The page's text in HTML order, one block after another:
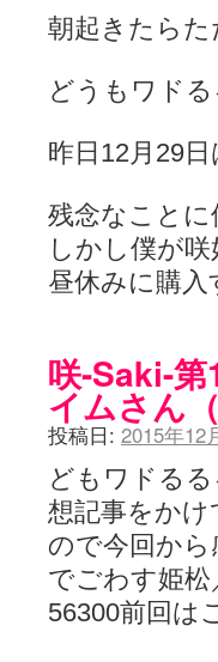
朝起きたらた
どうもワド
昨日12月29
残念なこと
しかし僕が
昼休みに購
咲-Saki-
イムさん
投稿日: 2015年12
どもワドる
想記事をか
ので今回か
でごわす姫松
56300前回